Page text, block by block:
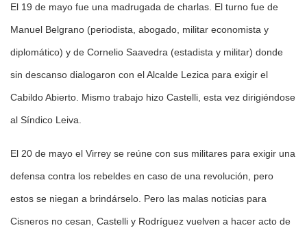
El 19 de mayo fue una madrugada de charlas. El turno fue de
Manuel Belgrano (periodista, abogado, militar economista y
diplomático) y de Cornelio Saavedra (estadista y militar) donde
sin descanso dialogaron con el Alcalde Lezica para exigir el
Cabildo Abierto. Mismo trabajo hizo Castelli, esta vez dirigiéndose
al Síndico Leiva.
El 20 de mayo el Virrey se reúne con sus militares para exigir una
defensa contra los rebeldes en caso de una revolución, pero
estos se niegan a brindárselo. Pero las malas noticias para
Cisneros no cesan, Castelli y Rodríguez vuelven a hacer acto de